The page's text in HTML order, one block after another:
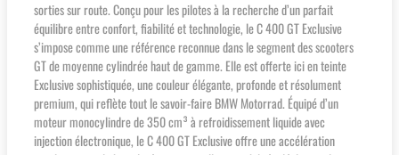
sorties sur route. Conçu pour les pilotes à la recherche d’un parfait
équilibre entre confort, fiabilité et technologie, le C 400 GT Exclusive
s’impose comme une référence reconnue dans le segment des scooters
GT de moyenne cylindrée haut de gamme. Elle est offerte ici en teinte
Exclusive sophistiquée, une couleur élégante, profonde et résolument
premium, qui reflète tout le savoir-faire BMW Motorrad. Équipé d’un
moteur monocylindre de 350 cm³ à refroidissement liquide avec
injection électronique, le C 400 GT Exclusive offre une accélération